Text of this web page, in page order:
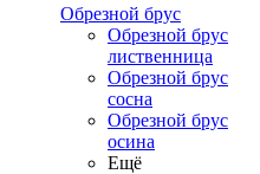
Обрезной брус
Обрезной брус
лиственница
Обрезной брус
сосна
Обрезной брус
осина
Ещё